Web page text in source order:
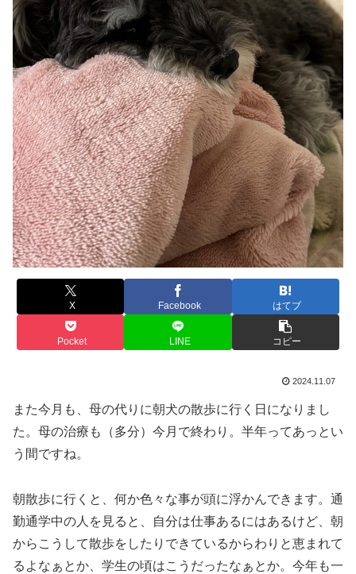
X Facebook はてブ
Pocket LINE コピー
2024.11.07
また今月も、母の代りに朝犬の散歩に行く日になりまし
た。母の治療も（多分）今月で終わり。半年ってあっとい
う間ですね。
朝散歩に行くと、何か色々な事が頭に浮かんできます。通
勤通学中の人を見ると、自分は仕事あるにはあるけど、朝
からこうして散歩をしたりできているからわりと恵まれて
るよなぁとか、学生の頃はこうだったなぁとか。今年も一